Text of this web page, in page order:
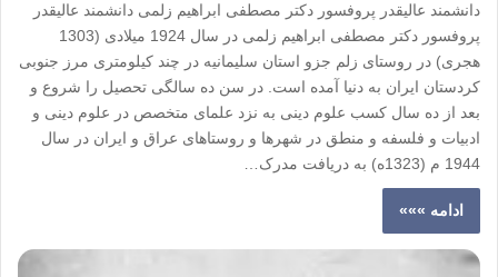
دانشمند عالیقدر پروفسور دکتر مصطفی ابراهیم زلمی دانشمند عالیقدر
پروفسور دکتر مصطفی ابراهیم زلمی در سال 1924 میلادی (1303
هجری) در روستای زلم جزو استان سلیمانیه در چند کیلومتری مرز جنوبی
کردستان ایران به دنیا آمده است. در سن ده سالگی تحصیل را شروع و
بعد از ده سال کسب علوم دینی به نزد علمای متخصص در علوم دینی و
ادبیات و فلسفه و منطق در شهرها و روستاهای عراق و ایران در سال
1944 م (1323ه) به دریافت مدرک…
ادامه »»»